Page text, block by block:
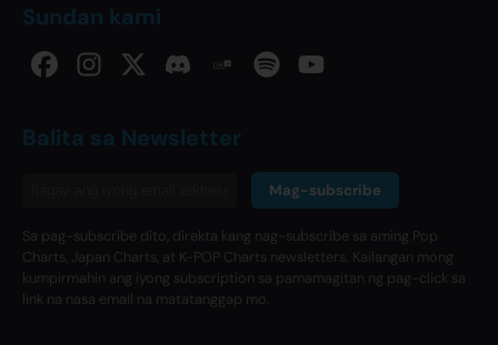
Sundan kami
Balita sa Newsletter
Mag-subscribe
Sa pag-subscribe dito, direkta kang nag-subscribe sa aming Pop
Charts, Japan Charts, at K-POP Charts newsletters. Kailangan mong
kumpirmahin ang iyong subscription sa pamamagitan ng pag-click sa
link na nasa email na matatanggap mo.